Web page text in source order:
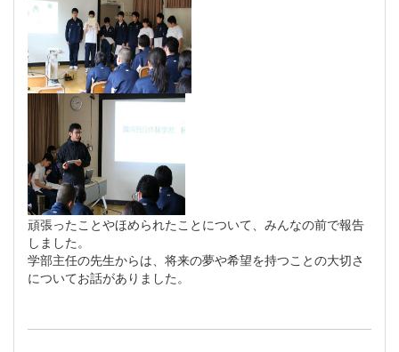
頑張ったことやほめられたことについて、みんなの前で報告
しました。
学部主任の先生からは、将来の夢や希望を持つことの大切さ
についてお話がありました。